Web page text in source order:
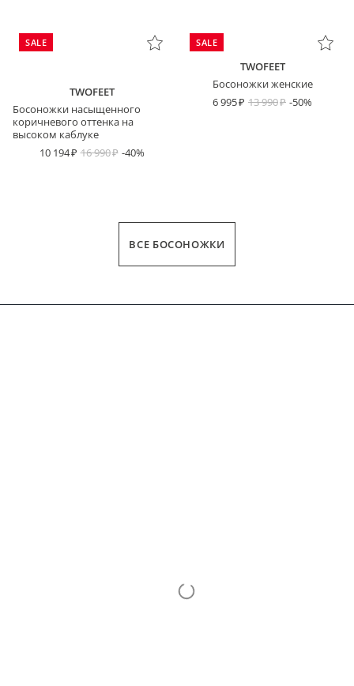
SALE
TWOFEET
Босоножки насыщенного
коричневого оттенка на
высоком каблуке
10 194
16 990 -40%
SALE
TWOFEET
Босоножки женские
6 995
13 990 -50%
ВСЕ БОСОНОЖКИ